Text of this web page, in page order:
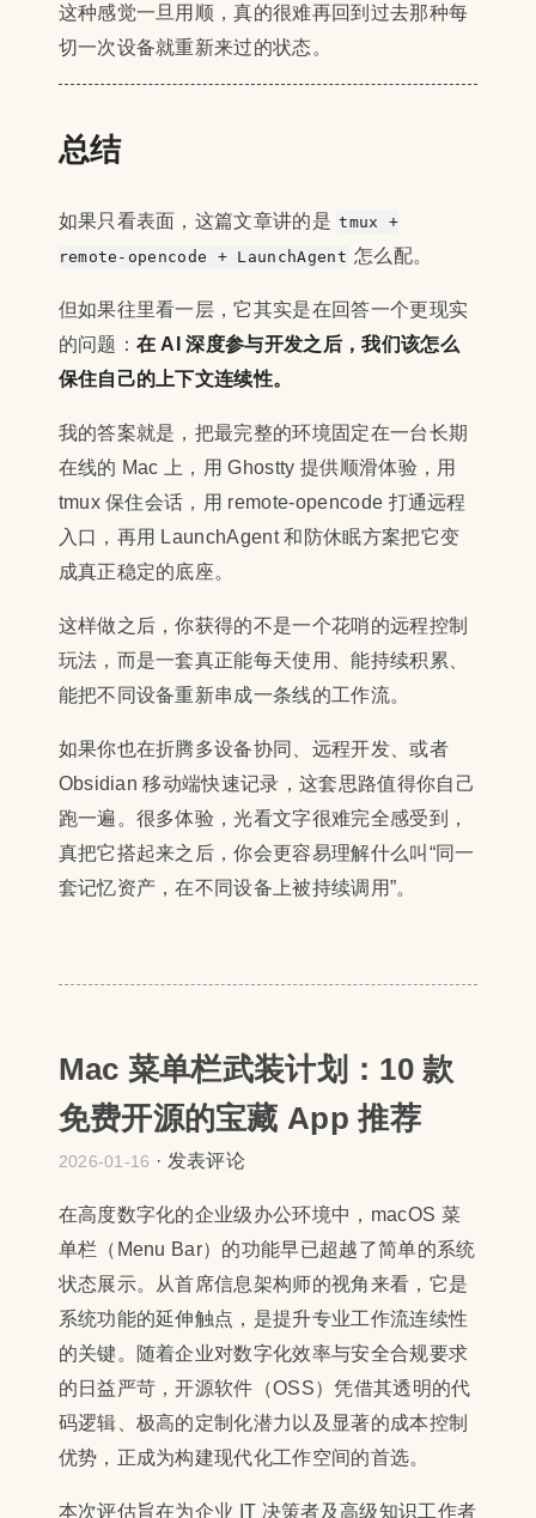
这种感觉一旦用顺，真的很难再回到过去那种每
切一次设备就重新来过的状态。
总结
如果只看表面，这篇文章讲的是 tmux +
remote-opencode + LaunchAgent 怎么配。
但如果往里看一层，它其实是在回答一个更现实
的问题： 在 AI 深度参与开发之后，我们该怎么
保住自己的上下文连续性。
我的答案就是，把最完整的环境固定在一台长期
在线的 Mac 上，用 Ghostty 提供顺滑体验，用
tmux 保住会话，用 remote-opencode 打通远程
入口，再用 LaunchAgent 和防休眠方案把它变
成真正稳定的底座。
这样做之后，你获得的不是一个花哨的远程控制
玩法，而是一套真正能每天使用、能持续积累、
能把不同设备重新串成一条线的工作流。
如果你也在折腾多设备协同、远程开发、或者
Obsidian 移动端快速记录，这套思路值得你自己
跑一遍。很多体验，光看文字很难完全感受到，
真把它搭起来之后，你会更容易理解什么叫“同一
套记忆资产，在不同设备上被持续调用”。
Mac 菜单栏武装计划：10 款
免费开源的宝藏 App 推荐
2026-01-16 · 发表评论
在高度数字化的企业级办公环境中，macOS 菜
单栏（Menu Bar）的功能早已超越了简单的系统
状态展示。从首席信息架构师的视角来看，它是
系统功能的延伸触点，是提升专业工作流连续性
的关键。随着企业对数字化效率与安全合规要求
的日益严苛，开源软件（OSS）凭借其透明的代
码逻辑、极高的定制化潜力以及显著的成本控制
优势，正成为构建现代化工作空间的首选。
本次评估旨在为企业 IT 决策者及高级知识工作者